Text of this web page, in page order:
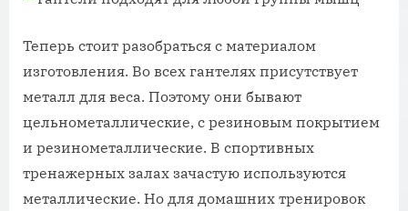
Теперь стоит разобраться с материалом
изготовления. Во всех гантелях присутствует
металл для веса. Поэтому они бывают
цельнометаллические, с резиновым покрытием
и резинометаллические. В спортивных
тренажерных залах зачастую используются
металлические. Но для домашних тренировок